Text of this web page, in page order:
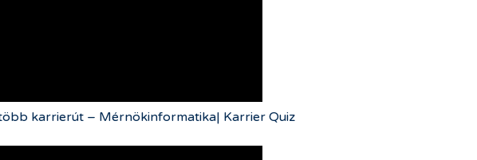
karrierút – Mérnökinformatika| Karrier Quiz